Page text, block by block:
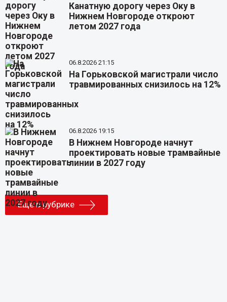
Канатную дорогу через Оку в
Нижнем Новгороде откроют
летом 2027 года
06.8.2026 21:15
На Горьковской магистрали число
травмированных снизилось на 12%
06.8.2026 19:15
В Нижнем Новгороде начнут
проектировать новые трамвайные
линии в 2027 году
Еще в рубрике